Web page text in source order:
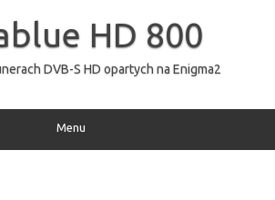
HD 800
DVB-S HD opartych na Enigma2
Menu